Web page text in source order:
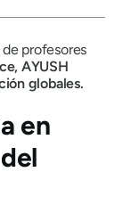
profesores
AYUSH
globales.
en